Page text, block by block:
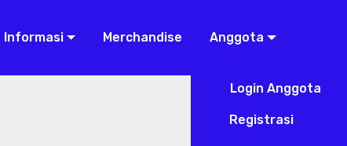
Informasi Merchandise Anggota
Login Anggota
Registrasi